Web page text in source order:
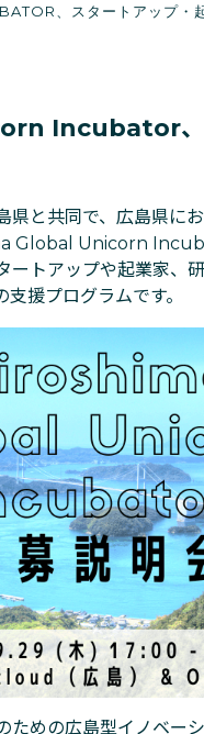
、スタートアップ・
Incubator、
と共同で、広島県に
Global Unicorn
ートアップや起業家、
援プログラムです。
ための広島型イノベー